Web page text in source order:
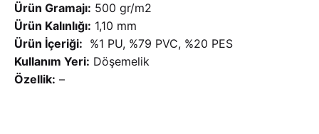
Ürün Gramajı: 500 gr/m2
Ürün Kalınlığı: 1,10 mm
Ürün İçeriği: %1 PU, %79 PVC, %20 PES
Kullanım Yeri: Döşemelik
Özellik: –